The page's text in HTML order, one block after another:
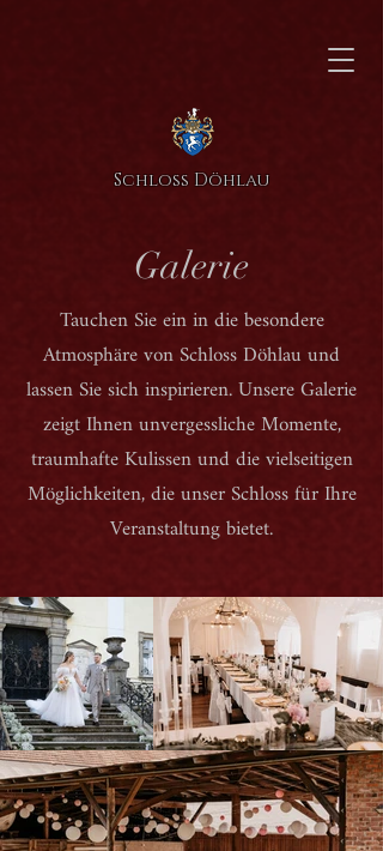
Schloss Döhlau
Galerie
Tauchen Sie ein in die besondere
Atmosphäre von Schloss Döhlau und
lassen Sie sich inspirieren. Unsere Galerie
zeigt Ihnen unvergessliche Momente,
traumhafte Kulissen und die vielseitigen
Möglichkeiten, die unser Schloss für Ihre
Veranstaltung bietet.